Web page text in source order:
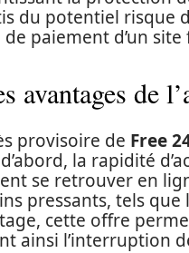
du potentiel risque
de paiement d’un
avantages de
provisoire de Free
la rapidité
se retrouver en
pressants, tels
cette offre
ainsi l’interruption